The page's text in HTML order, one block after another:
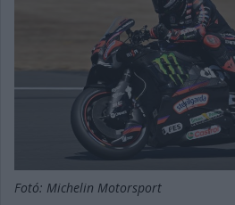
Fotó: Michelin Motorsport